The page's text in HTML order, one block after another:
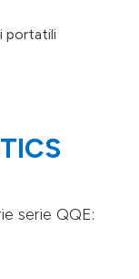
portatili
serie QQE: